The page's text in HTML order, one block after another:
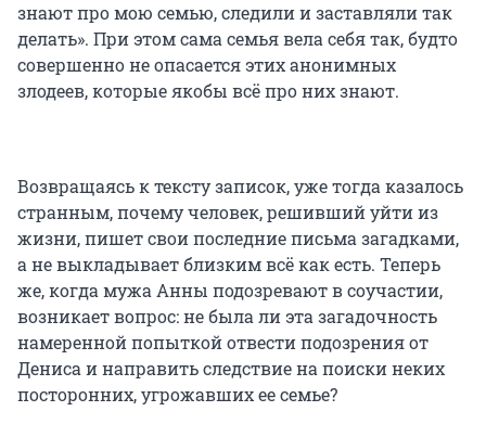
знают про мою семью, следили и заставляли так
делать». При этом сама семья вела себя так, будто
совершенно не опасается этих анонимных
злодеев, которые якобы всё про них знают.
Возвращаясь к тексту записок, уже тогда казалось
странным, почему человек, решивший уйти из
жизни, пишет свои последние письма загадками,
а не выкладывает близким всё как есть. Теперь
же, когда мужа Анны подозревают в соучастии,
возникает вопрос: не была ли эта загадочность
намеренной попыткой отвести подозрения от
Дениса и направить следствие на поиски неких
посторонних, угрожавших ее семье?